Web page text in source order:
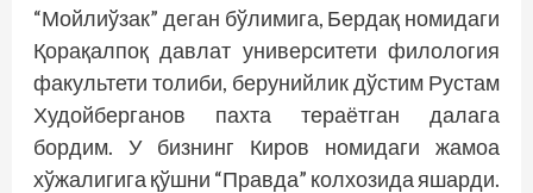
“Мойлиўзак” деган бўлимига, Бердақ номидаги
Қорақалпоқ давлат университети филология
факультети толиби, берунийлик дўстим Рус­там
Худойберганов пахта тераётган далага
бордим. У бизнинг Киров номидаги жамоа
хўжалигига қўшни “Правда” колхозида яшарди.